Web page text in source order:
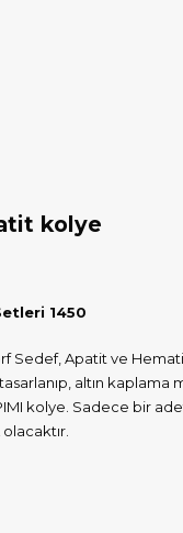
kolye
1450
Sedef, Apatit ve
altın kaplama
kolye. Sadece bir